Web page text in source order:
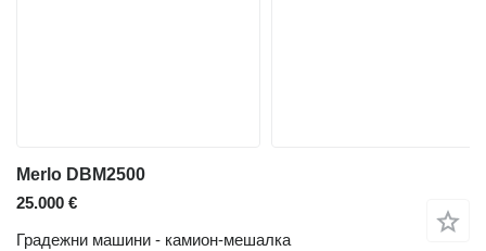
Merlo DBM2500
25.000 €
Градежни машини - камион-мешалка